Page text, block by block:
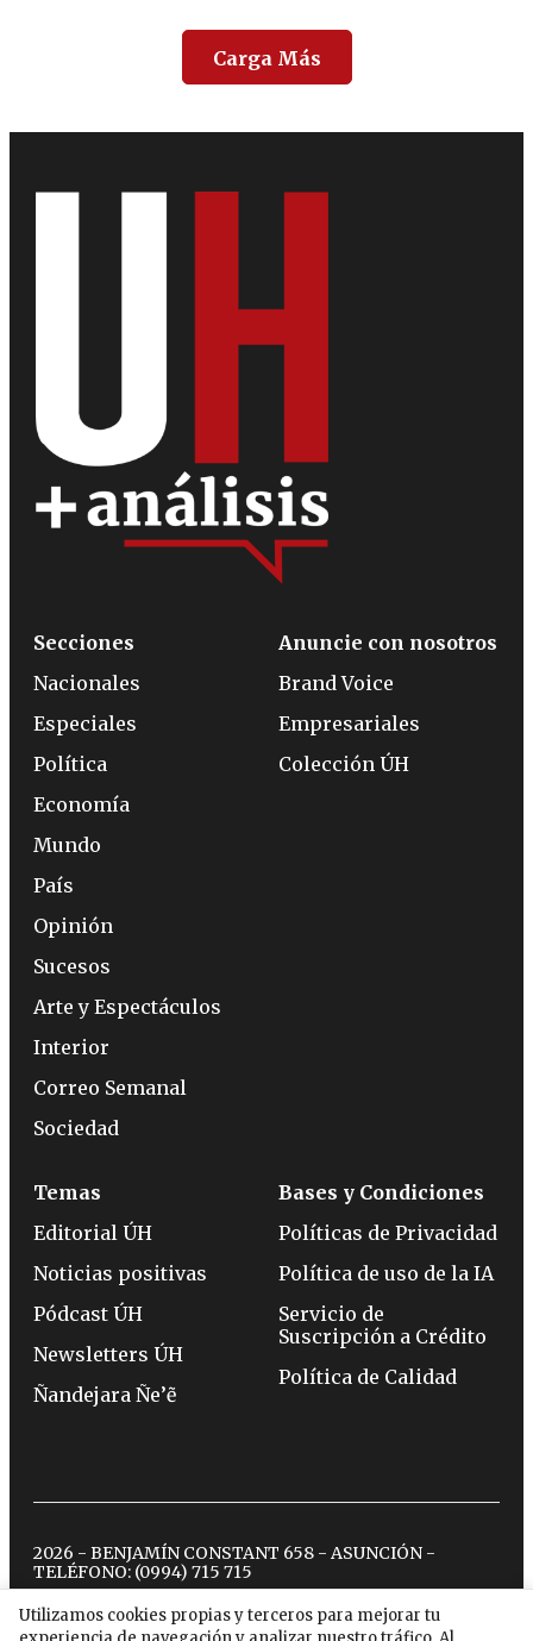
Carga Más
Utilizamos cookies propias y terceros para mejorar tu
Secciones
Nacionales
Especiales
Política
Economía
Mundo
País
Opinión
Sucesos
Arte y Espectáculos
Interior
Correo Semanal
Sociedad
Anuncie con nosotros
Brand Voice
Empresariales
Colección ÚH
Temas
Editorial ÚH
Noticias positivas
Pódcast ÚH
Newsletters ÚH
Ñandejara Ñe’ẽ
Bases y Condiciones
Políticas de Privacidad
Política de uso de la IA
Servicio de
Suscripción a Crédito
Política de Calidad
2026 - BENJAMÍN CONSTANT 658 - ASUNCIÓN -
TELÉFONO: (0994) 715 715